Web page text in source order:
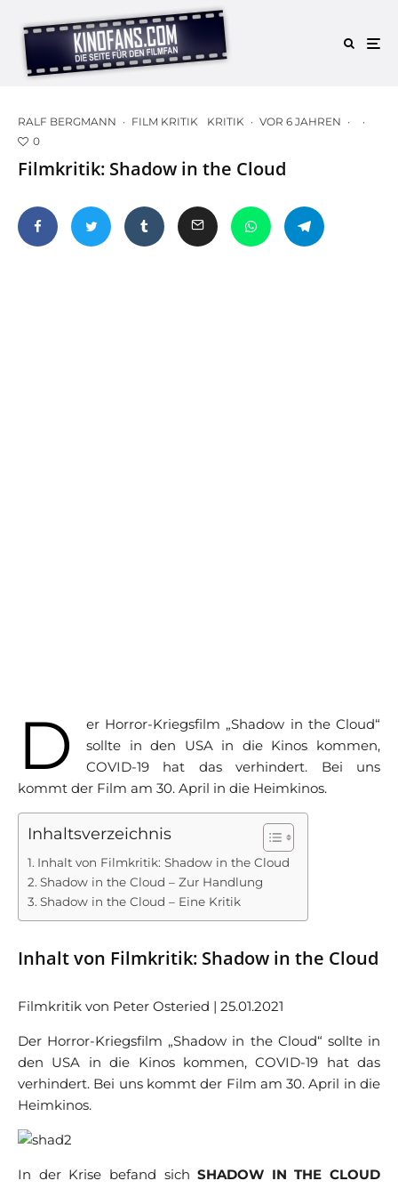
RALF BERGMANN · FILM KRITIK KRITIK · VOR 6 JAHREN ·
·
0
Filmkritik: Shadow in the Cloud
D
er Horror-Kriegsfilm „Shadow in the Cloud“
sollte in den USA in die Kinos kommen,
COVID-19 hat das verhindert. Bei uns
kommt der Film am 30. April in die Heimkinos.
Inhaltsverzeichnis
Inhalt von Filmkritik: Shadow in the Cloud
Shadow in the Cloud – Zur Handlung
Shadow in the Cloud – Eine Kritik
Inhalt von Filmkritik: Shadow in the Cloud
Filmkritik von Peter Osteried | 25.01.2021
Der Horror-Kriegsfilm „Shadow in the Cloud“ sollte in
den USA in die Kinos kommen, COVID-19 hat das
verhindert. Bei uns kommt der Film am 30. April in die
Heimkinos.
In der Krise befand sichSHADOW IN THE CLOUD